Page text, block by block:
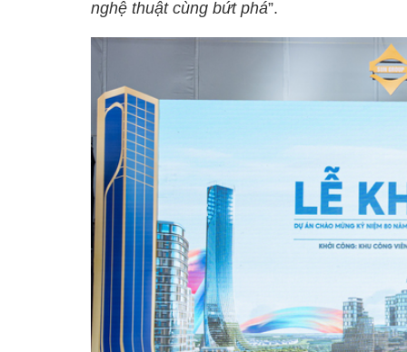
nghệ thuật cùng bứt phá”.